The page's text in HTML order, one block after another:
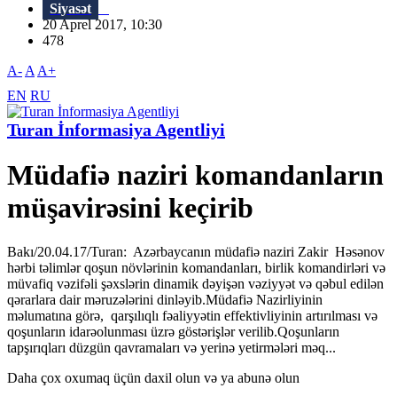
Siyasət
20 Aprel 2017, 10:30
478
A- A A+
EN RU
Turan İnformasiya Agentliyi
Müdafiə naziri komandanların
müşavirəsini keçirib
Bakı/20.04.17/Turan: Azərbaycanın müdafiə naziri Zakir Həsənov
hərbi təlimlər qoşun növlərinin komandanları, birlik komandirləri və
müvafiq vəzifəli şəxslərin dinamik dəyişən vəziyyət və qəbul edilən
qərarlara dair məruzələrini dinləyib.Müdafiə Nazirliyinin
məlumatına görə, qarşılıqlı fəaliyyətin effektivliyinin artırılması və
qoşunların idarəolunması üzrə göstərişlər verilib.Qoşunların
tapşırıqları düzgün qavramaları və yerinə yetirmələri məq...
Daha çox oxumaq üçün daxil olun və ya abunə olun